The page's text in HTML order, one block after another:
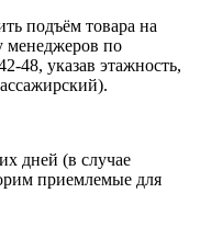
подъём товара на
менеджеров по
48, указав этажность,
дней (в случае
приемлемые для